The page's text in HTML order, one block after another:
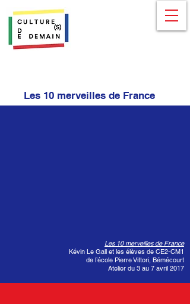
Les 10 merveilles de France
Les 10 merveilles de France
Kévin Le Gall et les élèves de CE2-CM1
de l’école Pierre Vittori, Bémécourt
Atelier du 3 au 7 avril 2017